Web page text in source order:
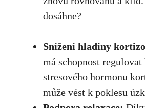
dosáhne?
Snížení hladiny
má schopnost
‍stresového hormonu
může vést k poklesu